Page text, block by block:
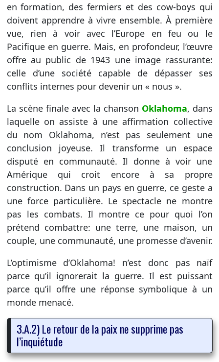
en formation, des fermiers et des cow-boys qui
doivent apprendre à vivre ensemble. À première
vue, rien à voir avec l’Europe en feu ou le
Pacifique en guerre. Mais, en profondeur, l’œuvre
offre au public de 1943 une image rassurante:
celle d’une société capable de dépasser ses
conflits internes pour devenir un « nous ».
La scène finale avec la chanson Oklahoma, dans
laquelle on assiste à une affirmation collective
du nom Oklahoma, n’est pas seulement une
conclusion joyeuse. Il transforme un espace
disputé en communauté. Il donne à voir une
Amérique qui croit encore à sa propre
construction. Dans un pays en guerre, ce geste a
une force particulière. Le spectacle ne montre
pas les combats. Il montre ce pour quoi l’on
prétend combattre: une terre, une maison, un
couple, une communauté, une promesse d’avenir.
L’optimisme d’Oklahoma! n’est donc pas naïf
parce qu’il ignorerait la guerre. Il est puissant
parce qu’il offre une réponse symbolique à un
monde menacé.
3.A.2) Le retour de la paix ne supprime pas
l’inquiétude